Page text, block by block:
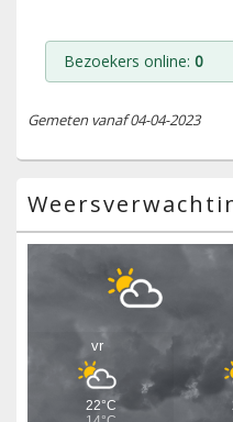
Bezoekers online: 0
Gemeten vanaf 04-04-2023
vr
22°C